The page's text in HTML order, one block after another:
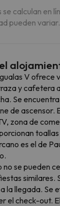
se calculan en
pueden variar.
V ofrece
y cafetera
Se
de
zona de
es el de
se pueden
similares.
la llegada. Se
el check-out.